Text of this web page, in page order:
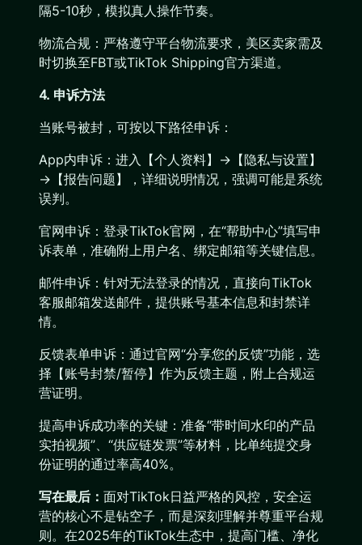
隔5-10秒，模拟真人操作节奏。
物流合规：严格遵守平台物流要求，美区卖家需及
时切换至FBT或TikTok Shipping官方渠道。
4. 申诉方法
当账号被封，可按以下路径申诉：
App内申诉：进入【个人资料】→【隐私与设置】
→【报告问题】，详细说明情况，强调可能是系统
误判。
官网申诉：登录TikTok官网，在“帮助中心”填写申
诉表单，准确附上用户名、绑定邮箱等关键信息。
邮件申诉：针对无法登录的情况，直接向TikTok
客服邮箱发送邮件，提供账号基本信息和封禁详
情。
反馈表单申诉：通过官网“分享您的反馈”功能，选
择【账号封禁/暂停】作为反馈主题，附上合规运
营证明。
提高申诉成功率的关键：准备“带时间水印的产品
实拍视频”、“供应链发票”等材料，比单纯提交身
份证明的通过率高40%。
写在最后： 面对TikTok日益严格的风控，安全运
营的核心不是钻空子，而是深刻理解并尊重平台规
则。在2025年的TikTok生态中，提高门槛、净化